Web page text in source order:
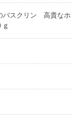
バスクリン 高貴なホ